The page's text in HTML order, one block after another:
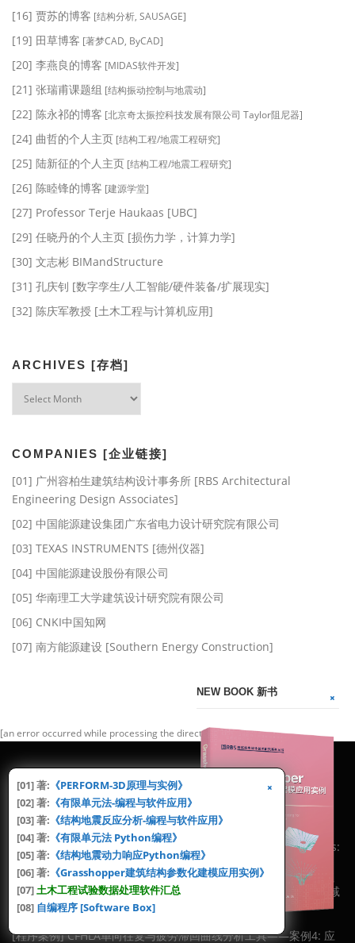
[16] 贾苏的博客 [结构分析, SAUSAGE]
[19] 田草博客 [著梦CAD, ByCAD]
[20] 李燕良的博客 [MIDAS软件开发]
[21] 张瑞甫课题组 [结构振动控制与地震动]
[22] 陈永祁的博客 [北京奇太振控科技发展有限公司 Taylor阻尼器]
[24] 曲哲的个人主页 [结构工程/地震工程研究]
[25] 陆新征的个人主页 [结构工程/地震工程研究]
[26] 陈睦锋的博客 [建源学堂]
[27] Professor Terje Haukaas [UBC]
[29] 任晓丹的个人主页 [损伤力学，计算力学]
[30] 文志彬 BIMandStructure
[31] 孔庆钊 [数字孪生/人工智能/硬件装备/扩展现实]
[32] 陈庆军教授 [土木工程与计算机应用]
ARCHIVES [存档]
COMPANIES [企业链接]
[01] 广州容柏生建筑结构设计事务所 [RBS Architectural
Engineering Design Associates]
[02] 中国能源建设集团广东省电力设计研究院有限公司
[03] TEXAS INSTRUMENTS [德州仪器]
[04] 中国能源建设股份有限公司
[05] 华南理工大学建筑设计研究院有限公司
[06] CNKI中国知网
[07] 南方能源建设 [Southern Energy Construction]
[an error occurred while processing the directive]
RECENT POSTS [近期文章]
[论文][Journal] Axial restraint effects on the cyclic
performance and elongation behavior of T-shaped RC beams:
Experimental and numerical investigations 2026-07-16
[论文][Article] 某S形大跨钢结构楼梯人致振动舒适度研究与TMD减
振设计 2026-06-22
[程序案例] CFHLA单向往复与疲劳滞回曲线分析工具——案例4: 应
NEW BOOK 新书
[01] 著: 《PERFORM-3D原理与实例》
[02] 著: 《有限单元法-编程与软件应用》
[03] 著: 《结构地震反应分析-编程与软件应用》
[04] 著: 《有限单元法 Python编程》
[05] 著: 《结构地震动力响应Python编程》
[06] 著: 《Grasshopper建筑结构参数化建模应用实例》
[07]土木工程试验数据处理软件汇总
[08] 自编程序 [Software Box]